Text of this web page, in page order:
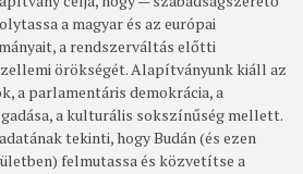
a magyar és az európai
a rendszerváltás előtti
örökségét. Alapítványunk kiáll az
a parlamentáris demokrácia, a
a kulturális sokszínűség mellett.
tekinti, hogy Budán (és ezen
felmutassa és közvetítse a